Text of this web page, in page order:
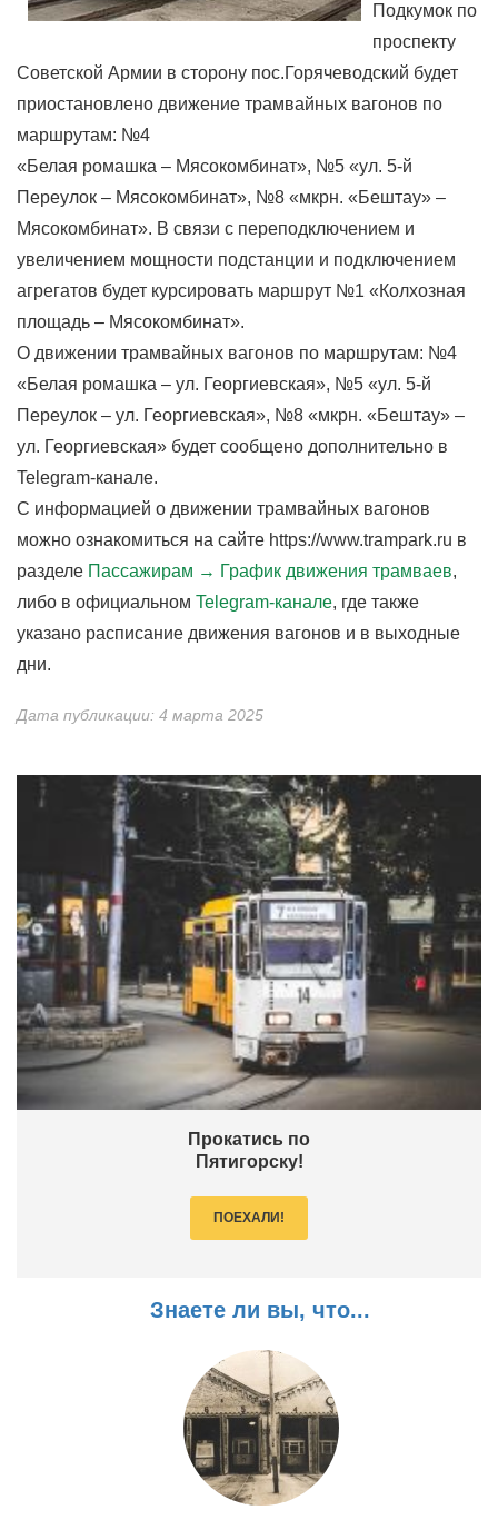
Подкумок по
проспекту
Советской Армии в сторону пос.Горячеводский будет
приостановлено движение трамвайных вагонов по
маршрутам: №4
«Белая ромашка ‒ Мясокомбинат», №5 «ул. 5-й
Переулок ‒ Мясокомбинат», №8 «мкрн. «Бештау» ‒
Мясокомбинат». В связи с переподключением и
увеличением мощности подстанции и подключением
агрегатов будет курсировать маршрут №1 «Колхозная
площадь – Мясокомбинат».
О движении трамвайных вагонов по маршрутам: №4
«Белая ромашка ‒ ул. Георгиевская», №5 «ул. 5-й
Переулок ‒ ул. Георгиевская», №8 «мкрн. «Бештау» ‒
ул. Георгиевская» будет сообщено дополнительно в
Telegram-канале.
С информацией о движении трамвайных вагонов
можно ознакомиться на сайте https://www.trampark.ru в
разделе Пассажирам → График движения трамваев,
либо в официальном Telegram-канале, где также
указано расписание движения вагонов и в выходные
дни.
Дата публикации: 4 марта 2025
Прокатись по
Пятигорску!
ПОЕХАЛИ!
Знаете ли вы, что...